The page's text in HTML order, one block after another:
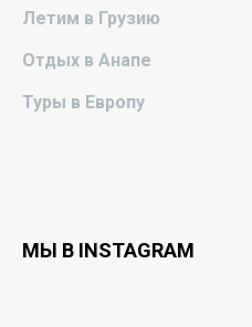
Летим в Грузию
Отдых в Анапе
Туры в Европу
МЫ В INSTAGRAM